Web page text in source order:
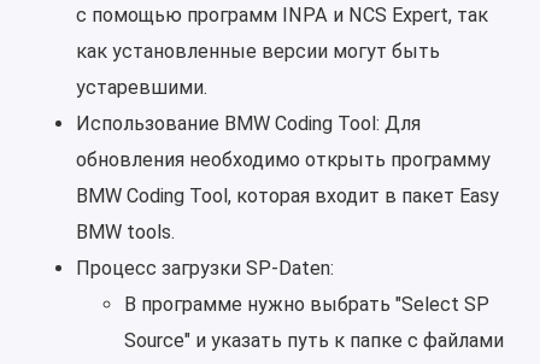
с помощью программ INPA и NCS Expert, так
как установленные версии могут быть
устаревшими.
Использование BMW Coding Tool: Для
обновления необходимо открыть программу
BMW Coding Tool, которая входит в пакет Easy
BMW tools.
Процесс загрузки SP-Daten:
В программе нужно выбрать "Select SP
Source" и указать путь к папке с файлами